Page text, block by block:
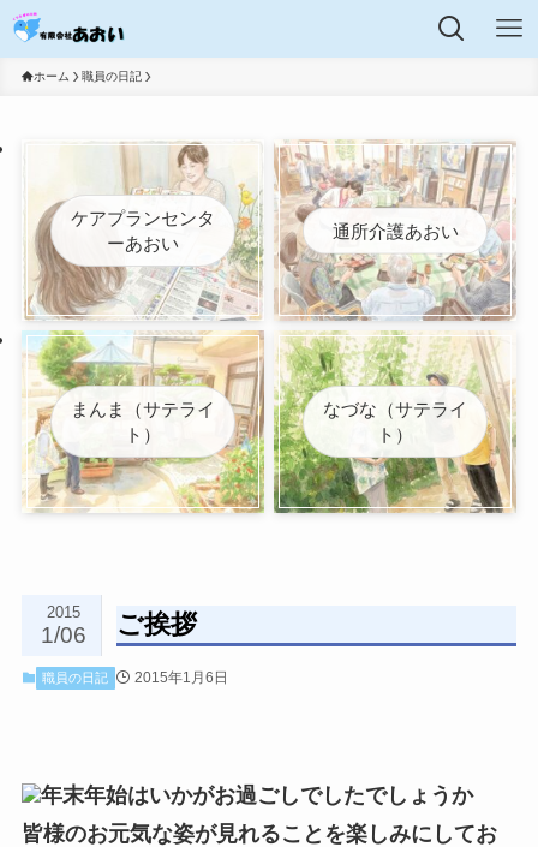
ホーム 職員の日記
ケアプランセンタ
ーあおい
通所介護あおい
まんま（サテライ
ト）
なづな（サテライ
ト）
ご挨拶
2015
1/06
職員の日記 2015年1月6日
年末年始はいかがお過ごしでしたでしょうか
皆様のお元気な姿が見れることを楽しみにしてお